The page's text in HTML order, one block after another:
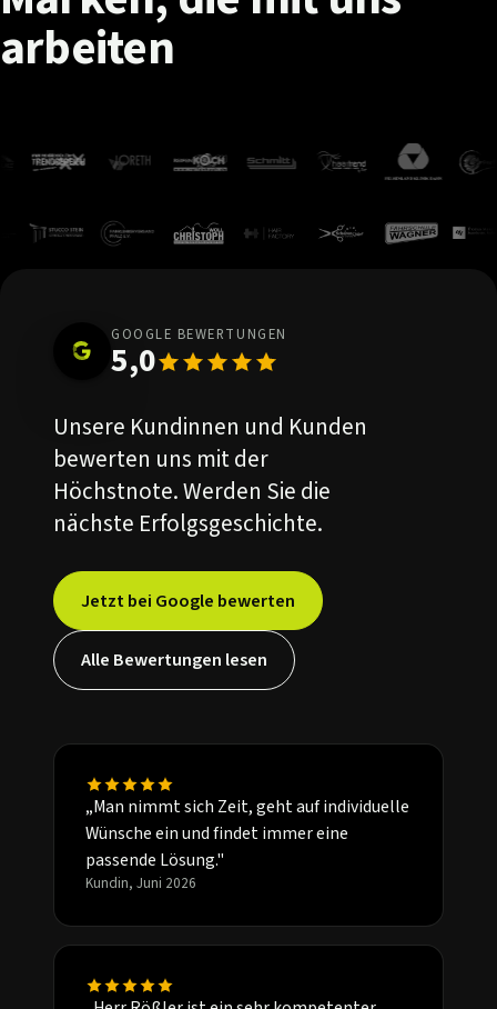
arbeiten
GOOGLE BEWERTUNGEN
5,0
Unsere Kundinnen und Kunden
bewerten uns mit der
Höchstnote. Werden Sie die
nächste Erfolgsgeschichte.
Jetzt bei Google bewerten
Alle Bewertungen lesen
„Man nimmt sich Zeit, geht auf individuelle
Wünsche ein und findet immer eine
passende Lösung."
Kundin, Juni 2026